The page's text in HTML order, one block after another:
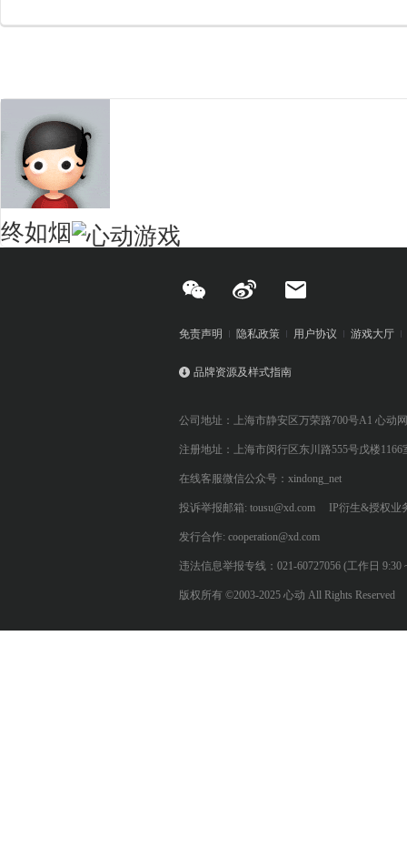
终如烟
免责声明 隐私政策 用户协议 游戏大厅
品牌资源及样式指南
公司地址：上海市静安区万荣路700号A1 心动
注册地址：上海市闵行区东川路555号戊楼1166
在线客服微信公众号：xindong_net
投诉举报邮箱: tousu@xd.com IP衍生&授权业
发行合作: cooperation@xd.com
违法信息举报专线：021-60727056 (工作日 9:30
版权所有 ©2003-2025 心动 All Rights Reserved